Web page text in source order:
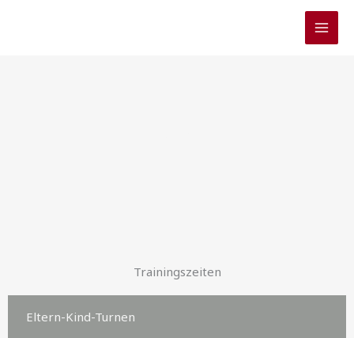
Trainingszeiten
Eltern-Kind-Turnen